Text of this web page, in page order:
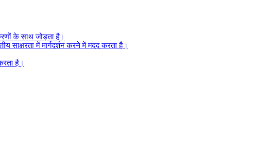
के साथ जोड़ता है।
साक्षरता में मार्गदर्शन करने में मदद करता है।
है।